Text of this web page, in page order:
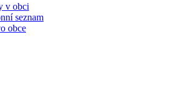
v obci
seznam
obce